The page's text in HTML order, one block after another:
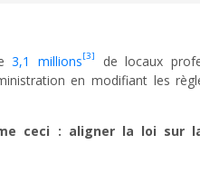
3,1 millions[3]
de locaux
en modifiant les
ceci : aligner la loi sur